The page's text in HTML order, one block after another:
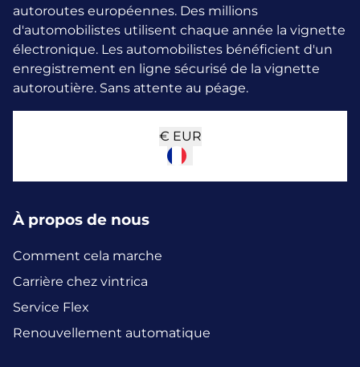
autoroutes européennes. Des millions
d'automobilistes utilisent chaque année la vignette
électronique. Les automobilistes bénéficient d'un
enregistrement en ligne sécurisé de la vignette
autoroutière. Sans attente au péage.
€ EUR
À propos de nous
Comment cela marche
Carrière chez vintrica
Service Flex
Renouvellement automatique